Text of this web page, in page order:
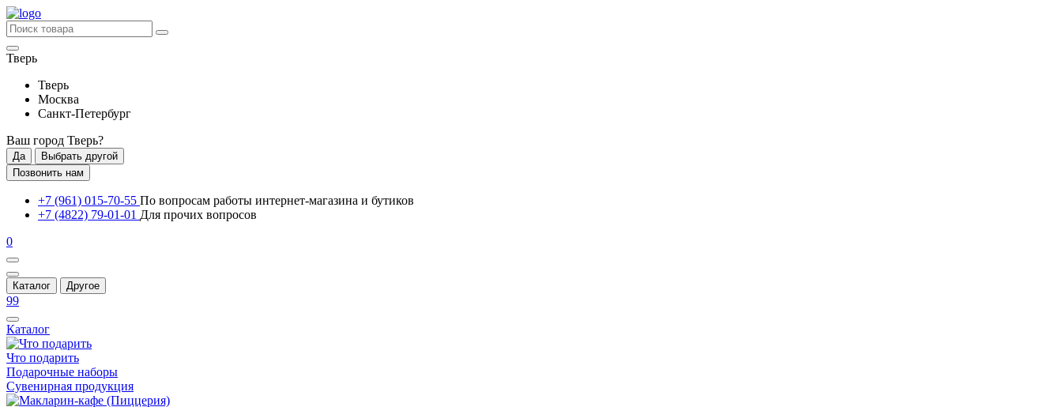
Тверь
Тверь
Москва
Санкт-Петербург
Ваш город Тверь?
Да
Выбрать другой
Позвонить нам
+7 (961) 015-70-55 По вопросам работы интернет-магазина и бутиков
+7 (4822) 79-01-01 Для прочих вопросов
0
Каталог Другое
99
Каталог
Что подарить
Подарочные наборы
Сувенирная продукция